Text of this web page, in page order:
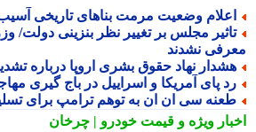
وضعیت مرمت بناهای تاریخی آسیب
مجلس بر تغییر نظر بنزینی دولت/
نشدند
نهاد حقوق بشری اروپا درباره
پای آمریکا و اسراییل در باج گیری
سی ان ان به توهم ترامپ برای تسلیم
ویژهو قیمت خودرو | چرخان